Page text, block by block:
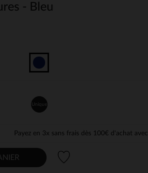
- Bleu
Unique
Payez en 3x sans frais dès 100€ d'achat avec